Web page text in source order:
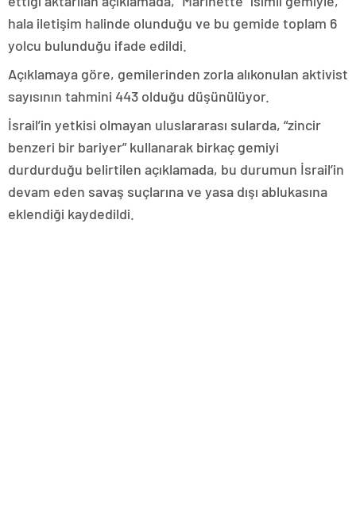
hala iletişim halinde olunduğu ve bu gemide toplam 6
yolcu bulunduğu ifade edildi.
Açıklamaya göre, gemilerinden zorla alıkonulan aktivist
sayısının tahmini 443 olduğu düşünülüyor.
İsrail’in yetkisi olmayan uluslararası sularda, “zincir
benzeri bir bariyer” kullanarak birkaç gemiyi
durdurduğu belirtilen açıklamada, bu durumun İsrail’in
devam eden savaş suçlarına ve yasa dışı ablukasına
eklendiği kaydedildi.